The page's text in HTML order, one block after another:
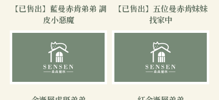
【已售出】藍曼赤肯弟弟 調
皮小惡魔
【已售出】五位曼赤肯妹妹
找家中